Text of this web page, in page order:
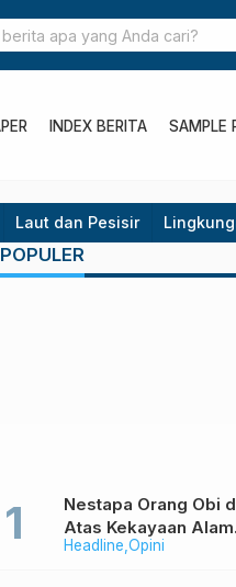
Moon” Waspadai Banjir
INDEX BERITA SAMPLE
Laut dan Pesisir
Headline Opini
Nestapa Orang Obi
Atas Kekayaan Alam
Berlimpah